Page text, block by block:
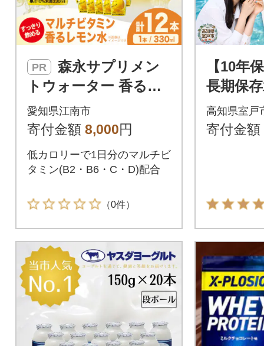
PR
トウォーター 香るレ
モン水 330ml ×12本
森永乳業
愛知県江南市
寄付金額 8,000円
低カロリーで1日分のマルチビ
タミン(B2・B6・C・D)配合
（0件）
【10年
長期保
ズに必
ペット
高知県室戸
寄付金額